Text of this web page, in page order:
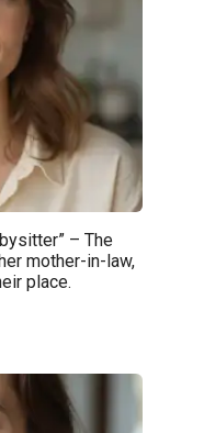
– The
mother-in-law,
place.